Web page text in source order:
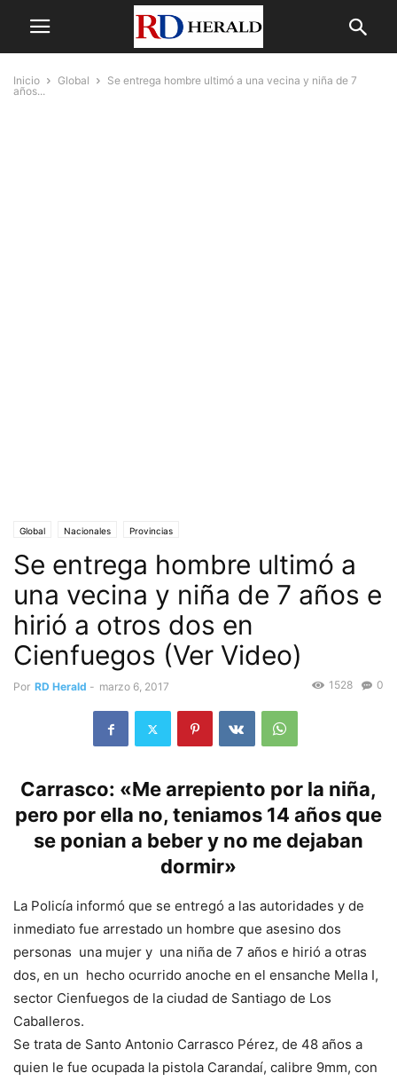
Inicio Global
Se entrega hombre ultimó a una vecina y niña de 7
años...
Global Nacionales Provincias
Se entrega hombre ultimó a
una vecina y niña de 7 años e
hirió a otros dos en
Cienfuegos (Ver Video)
Por RD Herald - marzo 6, 2017 0
1528
Carrasco: «Me arrepiento por la niña,
pero por ella no, teniamos 14 años que
se ponian a beber y no me dejaban
dormir»
La Policía informó que se entregó a las autoridades y de
inmediato fue arrestado un hombre que asesino dos
personas una mujer y una niña de 7 años e hirió a otras
dos, en un hecho ocurrido anoche en el ensanche Mella I,
sector Cienfuegos de la ciudad de Santiago de Los
Caballeros.
Se trata de Santo Antonio Carrasco Pérez, de 48 años a
quien le fue ocupada la pistola Carandaí, calibre 9mm, con